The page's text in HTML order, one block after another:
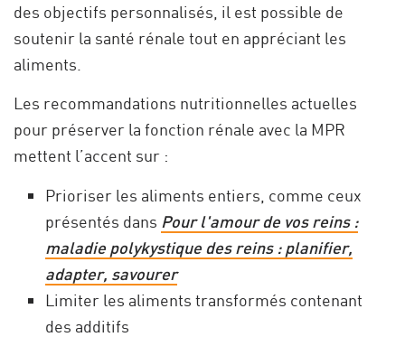
des objectifs personnalisés, il est possible de
soutenir la santé rénale tout en appréciant les
aliments.
Les recommandations nutritionnelles actuelles
pour préserver la fonction rénale avec la MPR
mettent l’accent sur :
Prioriser les aliments entiers, comme ceux
présentés dans Pour l'amour de vos reins :
maladie polykystique des reins : planifier,
adapter, savourer
Limiter les aliments transformés contenant
des additifs